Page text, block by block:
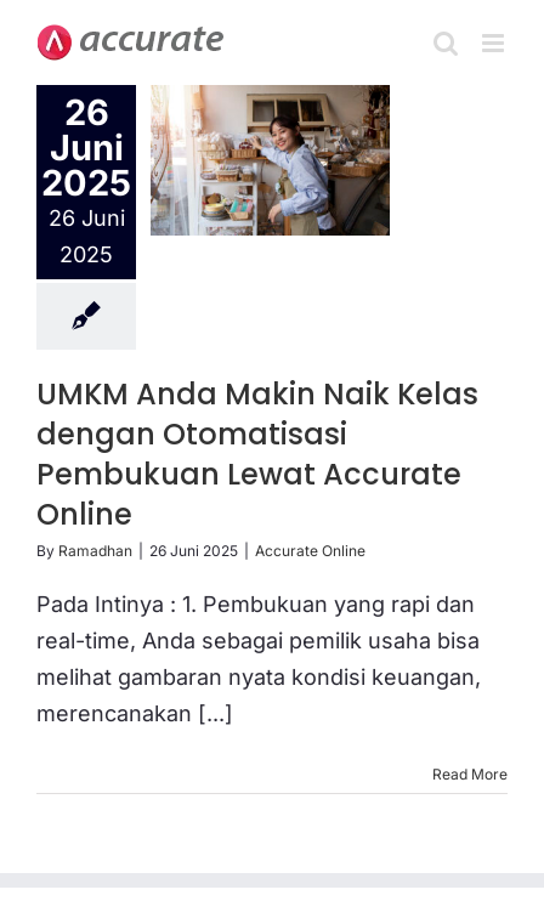
content
26
Juni
2025
26 Juni
2025
Naik
dengan
Accurate
Online
UMKM Anda Makin Naik Kelas
dengan Otomatisasi
Pembukuan Lewat Accurate
Online
By Ramadhan 26 Juni 2025 Accurate Online
Pada Intinya : 1. Pembukuan yang rapi dan
real-time, Anda sebagai pemilik usaha bisa
melihat gambaran nyata kondisi keuangan,
merencanakan [...]
Read More